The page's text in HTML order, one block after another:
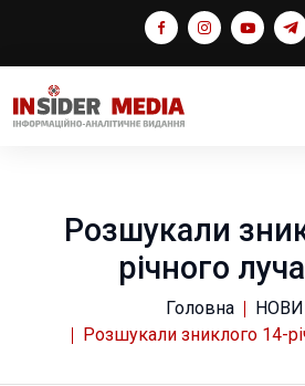
Розшукали
річного
Головна
Розшукали зниклого 14-